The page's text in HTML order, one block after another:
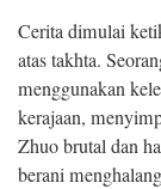
Cerita dimulai
atas takhta.
menggunakan
kerajaan,
Zhuo brutal dan
berani